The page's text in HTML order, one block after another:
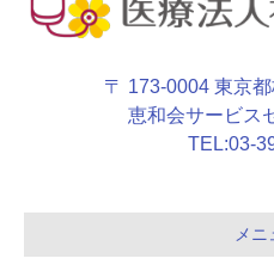
〒 173-0004 東京
恵和会サービス
TEL:03-
メニ